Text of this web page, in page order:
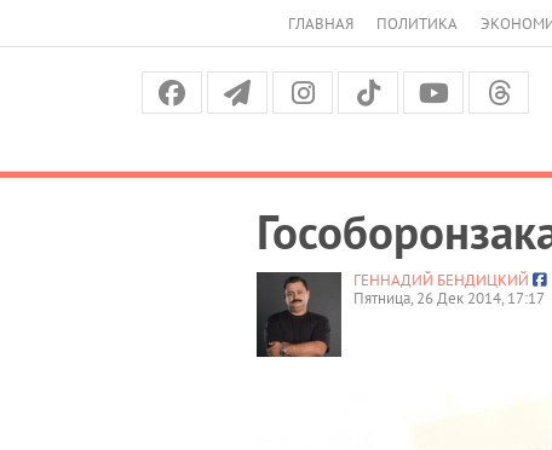
ГЛАВНАЯ ПОЛИТИКА
ГЕННАДИЙ БЕНДИЦКИЙ
Пятница, 26 Дек 2014, 17:17